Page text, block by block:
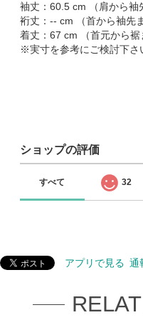
袖丈：60.5 cm （肩から袖
裄丈：-- cm （首から袖先
着丈：67 cm （首元から裾
※実寸を参考にご検討下さ
ショップの評価
すべて 32
アプリで見る 通